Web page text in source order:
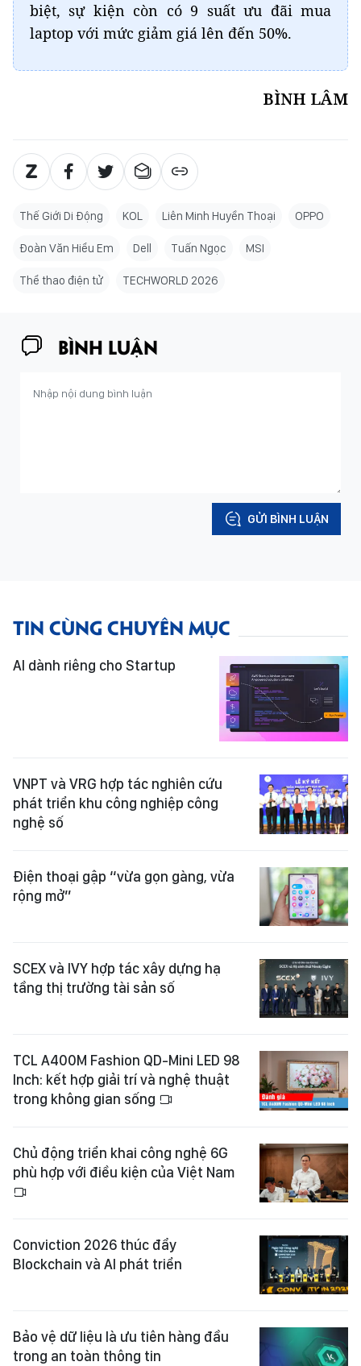
biệt, sự kiện còn có 9 suất ưu đãi mua
laptop với mức giảm giá lên đến 50%.
BÌNH LÂM
Thế Giới Di Động KOL Liên Minh Huyền Thoại OPPO
Đoàn Văn Hiểu Em Dell Tuấn Ngọc MSI
Thể thao điện tử TECHWORLD 2026
BÌNH LUẬN
GỬI BÌNH LUẬN
TIN CÙNG CHUYÊN MỤC
AI dành riêng cho Startup
VNPT và VRG hợp tác nghiên cứu
phát triển khu công nghiệp công
nghệ số
Điện thoại gập “vừa gọn gàng, vừa
rộng mở”
SCEX và IVY hợp tác xây dựng hạ
tầng thị trường tài sản số
TCL A400M Fashion QD-Mini LED 98
Inch: kết hợp giải trí và nghệ thuật
trong không gian sống
Chủ động triển khai công nghệ 6G
phù hợp với điều kiện của Việt Nam
Conviction 2026 thúc đẩy
Blockchain và AI phát triển
Bảo vệ dữ liệu là ưu tiên hàng đầu
trong an toàn thông tin